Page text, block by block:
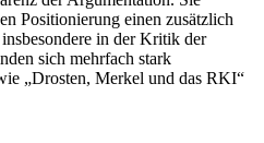
Positionierung einen zusätzlich
in der Kritik der
sich mehrfach stark
„Drosten, Merkel und das RKI“